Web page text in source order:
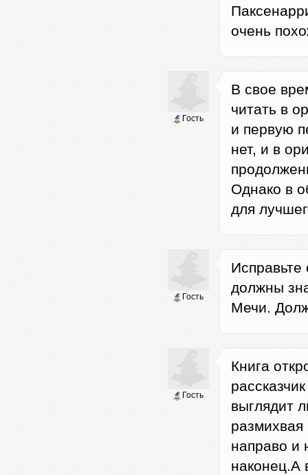
очень
Гость
В свое
читать в
и первую
нет, и в
Однако в
для
Гость
должны
Мечи.
Гость
Книга
выглядит
направо и
наконец.А